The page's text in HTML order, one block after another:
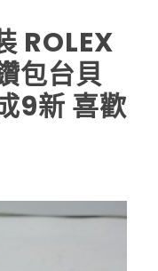
ROLEX
包台貝
9新 喜歡